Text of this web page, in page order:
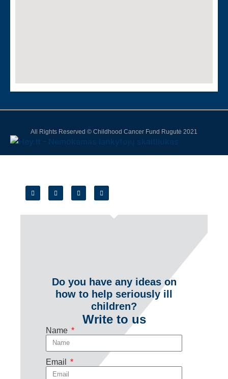
All Rights Reserved © Childhood Cancer Fund Rugutė 2021
Do you have any ideas on
how to help seriously ill
children?
Write to us
Name
Email